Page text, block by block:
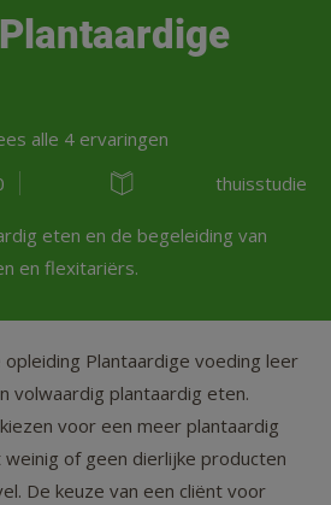
alle 4 ervaringen
eten en de begeleiding van
en flexitariërs.
thuisstudie
Plantaardige voeding leer
volwaardig plantaardig eten.
voor een meer plantaardig
of geen dierlijke producten
De keuze van een cliënt voor